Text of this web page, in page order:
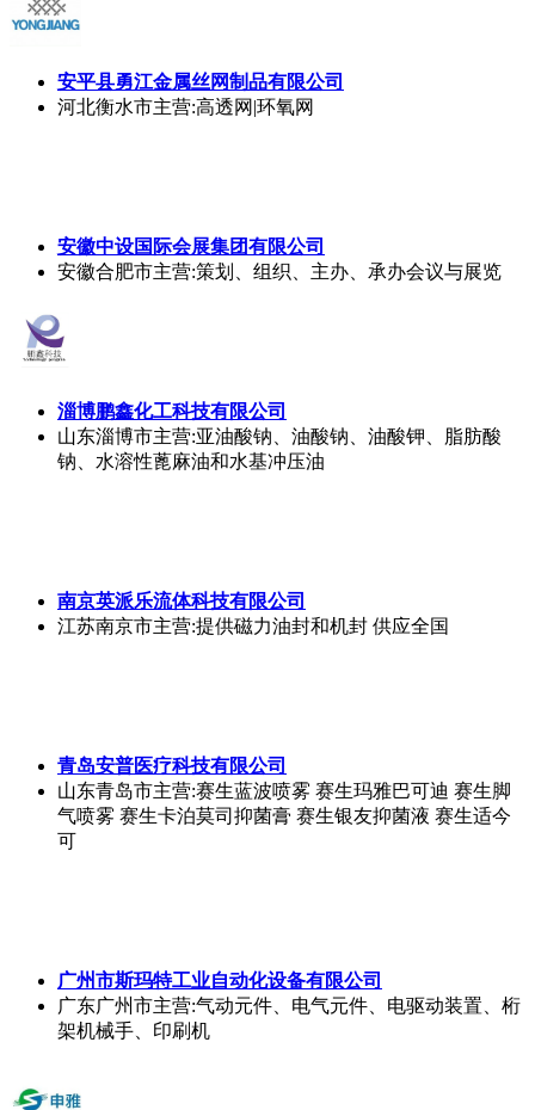
安平县勇江金属丝网制品有限公司
河北衡水市主营:高透网|环氧网
安徽中设国际会展集团有限公司
安徽合肥市主营:策划、组织、主办、承办会议与展览
淄博鹏鑫化工科技有限公司
山东淄博市主营:亚油酸钠、油酸钠、油酸钾、脂肪酸
钠、水溶性蓖麻油和水基冲压油
南京英派乐流体科技有限公司
江苏南京市主营:提供磁力油封和机封 供应全国
青岛安普医疗科技有限公司
山东青岛市主营:赛生蓝波喷雾 赛生玛雅巴可迪 赛生脚
气喷雾 赛生卡泊莫司抑菌膏 赛生银友抑菌液 赛生适今
可
广州市斯玛特工业自动化设备有限公司
广东广州市主营:气动元件、电气元件、电驱动装置、桁
架机械手、印刷机